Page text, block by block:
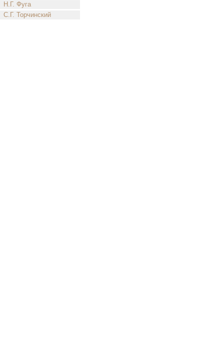
Н.Г. Фуга
С.Г. Торчинский